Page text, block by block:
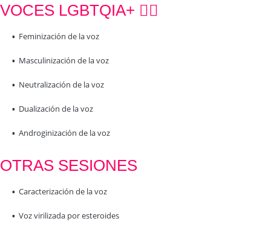
VOCES LGBTQIA+ 🏳️‍🌈
▪️ Feminización de la voz
▪️ Masculinización de la voz
▪️ Neutralización de la voz
▪️ Dualización de la voz
▪️ Androginización de la voz
OTRAS SESIONES
▪️ Caracterización de la voz
▪️ Voz virilizada por esteroides